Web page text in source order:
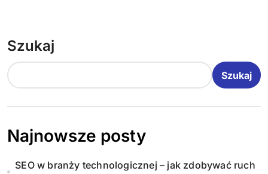
Szukaj
Szukaj
Najnowsze posty
SEO w branży technologicznej – jak zdobywać ruch